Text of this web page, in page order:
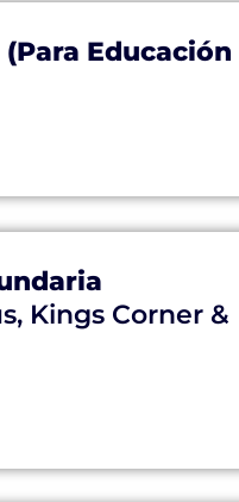
Educación
Kings Corner &